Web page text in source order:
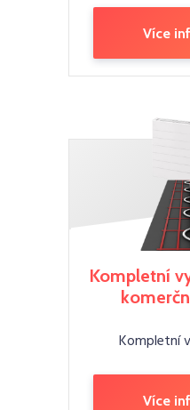
Více
Kompletní
Kompletní
Více